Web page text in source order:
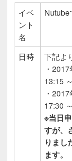
イベ
ント
名
Nutube
日時
下記よ
・
13:15
・
17:30
※当日
すが、
りまし
ます。